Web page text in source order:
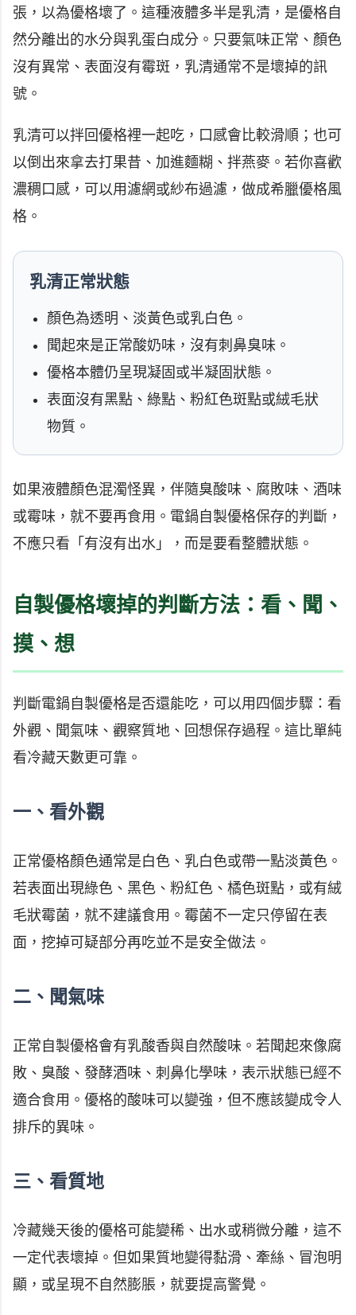
張，以為優格壞了。這種液體多半是乳清，是優格自
然分離出的水分與乳蛋白成分。只要氣味正常、顏色
沒有異常、表面沒有霉斑，乳清通常不是壞掉的訊
號。
乳清可以拌回優格裡一起吃，口感會比較滑順；也可
以倒出來拿去打果昔、加進麵糊、拌燕麥。若你喜歡
濃稠口感，可以用濾網或紗布過濾，做成希臘優格風
格。
乳清正常狀態
顏色為透明、淡黃色或乳白色。
聞起來是正常酸奶味，沒有刺鼻臭味。
優格本體仍呈現凝固或半凝固狀態。
表面沒有黑點、綠點、粉紅色斑點或絨毛狀
物質。
如果液體顏色混濁怪異，伴隨臭酸味、腐敗味、酒味
或霉味，就不要再食用。電鍋自製優格保存的判斷，
不應只看「有沒有出水」，而是要看整體狀態。
自製優格壞掉的判斷方法：看、聞、
摸、想
判斷電鍋自製優格是否還能吃，可以用四個步驟：看
外觀、聞氣味、觀察質地、回想保存過程。這比單純
看冷藏天數更可靠。
一、看外觀
正常優格顏色通常是白色、乳白色或帶一點淡黃色。
若表面出現綠色、黑色、粉紅色、橘色斑點，或有絨
毛狀霉菌，就不建議食用。霉菌不一定只停留在表
面，挖掉可疑部分再吃並不是安全做法。
二、聞氣味
正常自製優格會有乳酸香與自然酸味。若聞起來像腐
敗、臭酸、發酵酒味、刺鼻化學味，表示狀態已經不
適合食用。優格的酸味可以變強，但不應該變成令人
排斥的異味。
三、看質地
冷藏幾天後的優格可能變稀、出水或稍微分離，這不
一定代表壞掉。但如果質地變得黏滑、牽絲、冒泡明
顯，或呈現不自然膨脹，就要提高警覺。